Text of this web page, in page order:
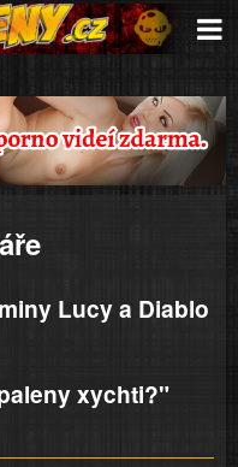
Lucy a Diablo
xychti?"